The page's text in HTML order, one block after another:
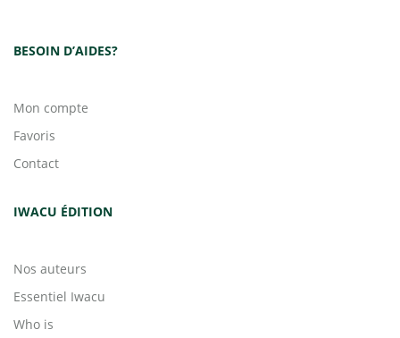
BESOIN D’AIDES?
Mon compte
Favoris
Contact
IWACU ÉDITION
Nos auteurs
Essentiel Iwacu
Who is